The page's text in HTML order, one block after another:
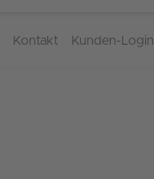
Kontakt Kunden-Login